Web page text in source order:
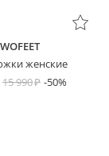
женские
15 990 -50%